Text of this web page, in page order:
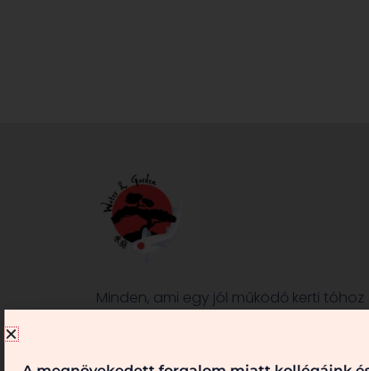
Minden, ami egy jól működő kerti tóhoz
szaktanácsainkat! Keressen bennünket!